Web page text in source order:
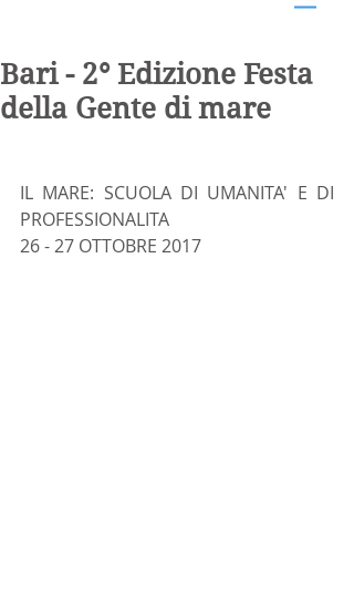
Bari - 2° Edizione Festa
della Gente di mare
IL MARE: SCUOLA DI UMANITA' E DI
PROFESSIONALITA
26 - 27 OTTOBRE 2017